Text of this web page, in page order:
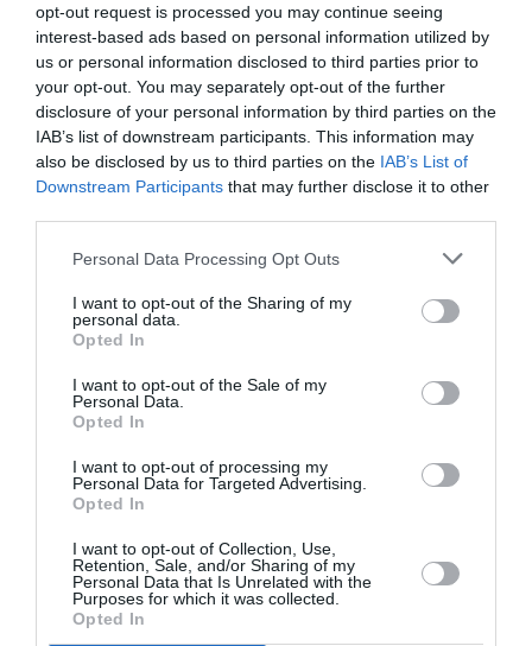
opt-out request is processed you may continue seeing
interest-based ads based on personal information utilized by
us or personal information disclosed to third parties prior to
your opt-out. You may separately opt-out of the further
disclosure of your personal information by third parties on the
IAB’s list of downstream participants. This information may
also be disclosed by us to third parties on the IAB’s List of
Downstream Participants that may further disclose it to other
Personal Data Processing Opt Outs
I want to opt-out of the Sharing of my
personal data.
Opted In
I want to opt-out of the Sale of my
Personal Data.
Opted In
I want to opt-out of processing my
Personal Data for Targeted Advertising.
Opted In
I want to opt-out of Collection, Use,
Retention, Sale, and/or Sharing of my
Personal Data that Is Unrelated with the
Purposes for which it was collected.
Opted In
a commenté l'article :
Partenariat Malaysia Airlines – SNCF : une offre
intermodale entre Paris-CDG et 27 gares françaises
NDRa commenté l'article :
Aéroports du Maroc : la carte d’embarquement passe
histoire de l'aviation
LE 6 AOÛT 1909 DANS LE
CIEL : ROGER SOMMER
PERMET LE SACRE...